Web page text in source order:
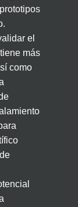
el
más
como